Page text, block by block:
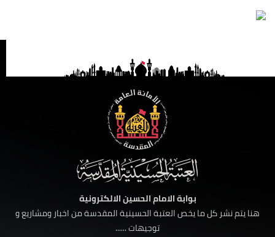
بوابة الامام الحسين الالكترونية
هنا يتم نشر كل ما يخص العتبة الحسينية المقدسة من اخبار ومشاريع و
توجيهات ......